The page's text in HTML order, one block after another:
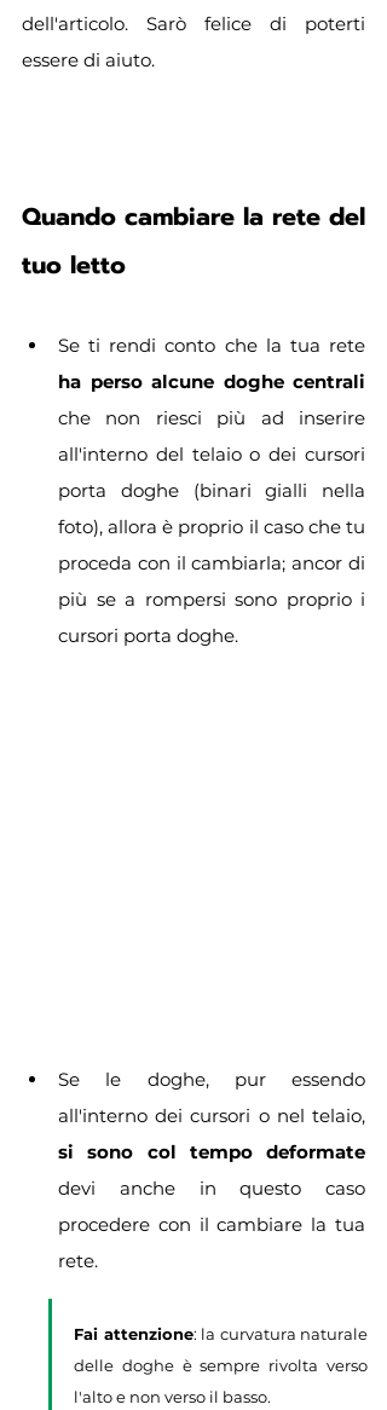
dell'articolo. Sarò felice di poterti
essere di aiuto.
Quando cambiare la rete del
tuo letto
ha perso alcune doghe centrali
che non riesci più ad inserire
all'interno del telaio o dei cursori
porta doghe (binari gialli nella
foto), allora è proprio il caso che tu
proceda con il cambiarla; ancor di
più se a rompersi sono proprio i
cursori porta doghe.
Se le doghe, pur essendo
si sono col tempo deformate
devi anche in questo caso
procedere con il cambiare la tua
rete.
Fai attenzione: la curvatura naturale
delle doghe è sempre rivolta verso
l'alto e non verso il basso.